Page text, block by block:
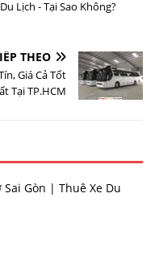
Lịch - Tại Sao Không?
THEO
Giá Cả Tốt
Tại TP.HCM
Sai Gòn | Thuê Xe Du